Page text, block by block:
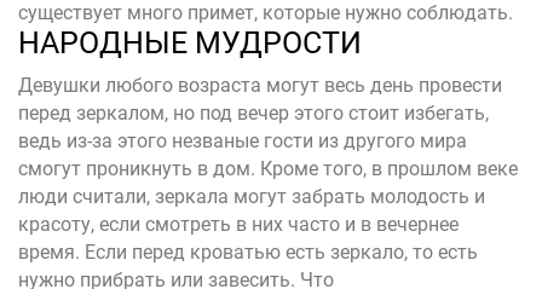
существует много примет, которые нужно соблюдать.
НАРОДНЫЕ МУДРОСТИ
Девушки любого возраста могут весь день провести
перед зеркалом, но под вечер этого стоит избегать,
ведь из-за этого незваные гости из другого мира
смогут проникнуть в дом. Кроме того, в прошлом веке
люди считали, зеркала могут забрать молодость и
красоту, если смотреть в них часто и в вечернее
время. Если перед кроватью есть зеркало, то есть
нужно прибрать или завесить. Что